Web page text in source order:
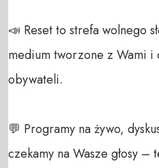
📣 Reset to strefa wolnego
medium tworzone z Wami
obywateli.
💬 Programy na żywo,
czekamy na Wasze głosy